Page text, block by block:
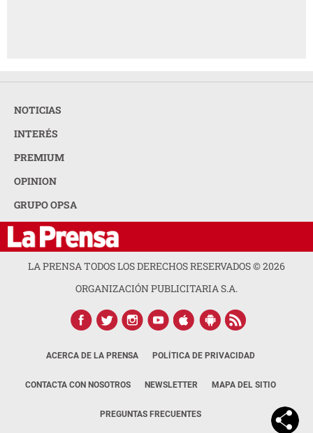
NOTICIAS
INTERÉS
PREMIUM
OPINION
GRUPO OPSA
LA PRENSA TODOS LOS DERECHOS RESERVADOS ©2026
ORGANIZACIÓN PUBLICITARIA S.A.
ACERCA DE LA PRENSA POLÍTICA DE PRIVACIDAD
CONTACTA CON NOSOTROS NEWSLETTER MAPA DEL SITIO
PREGUNTAS FRECUENTES